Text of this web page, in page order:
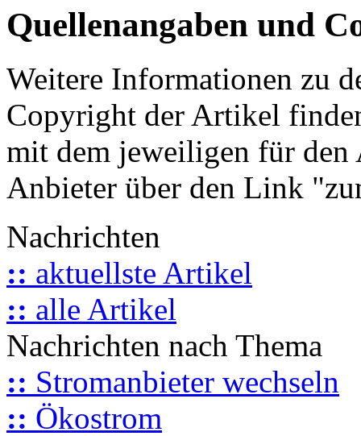
Quellenangaben und
Weitere Informationen zu
Copyright der Artikel
mit dem jeweiligen für
Anbieter über den Link
Nachrichten
:: aktuellste Artikel
:: alle Artikel
Nachrichten nach Thema
:: Stromanbieter wechseln
:: Ökostrom